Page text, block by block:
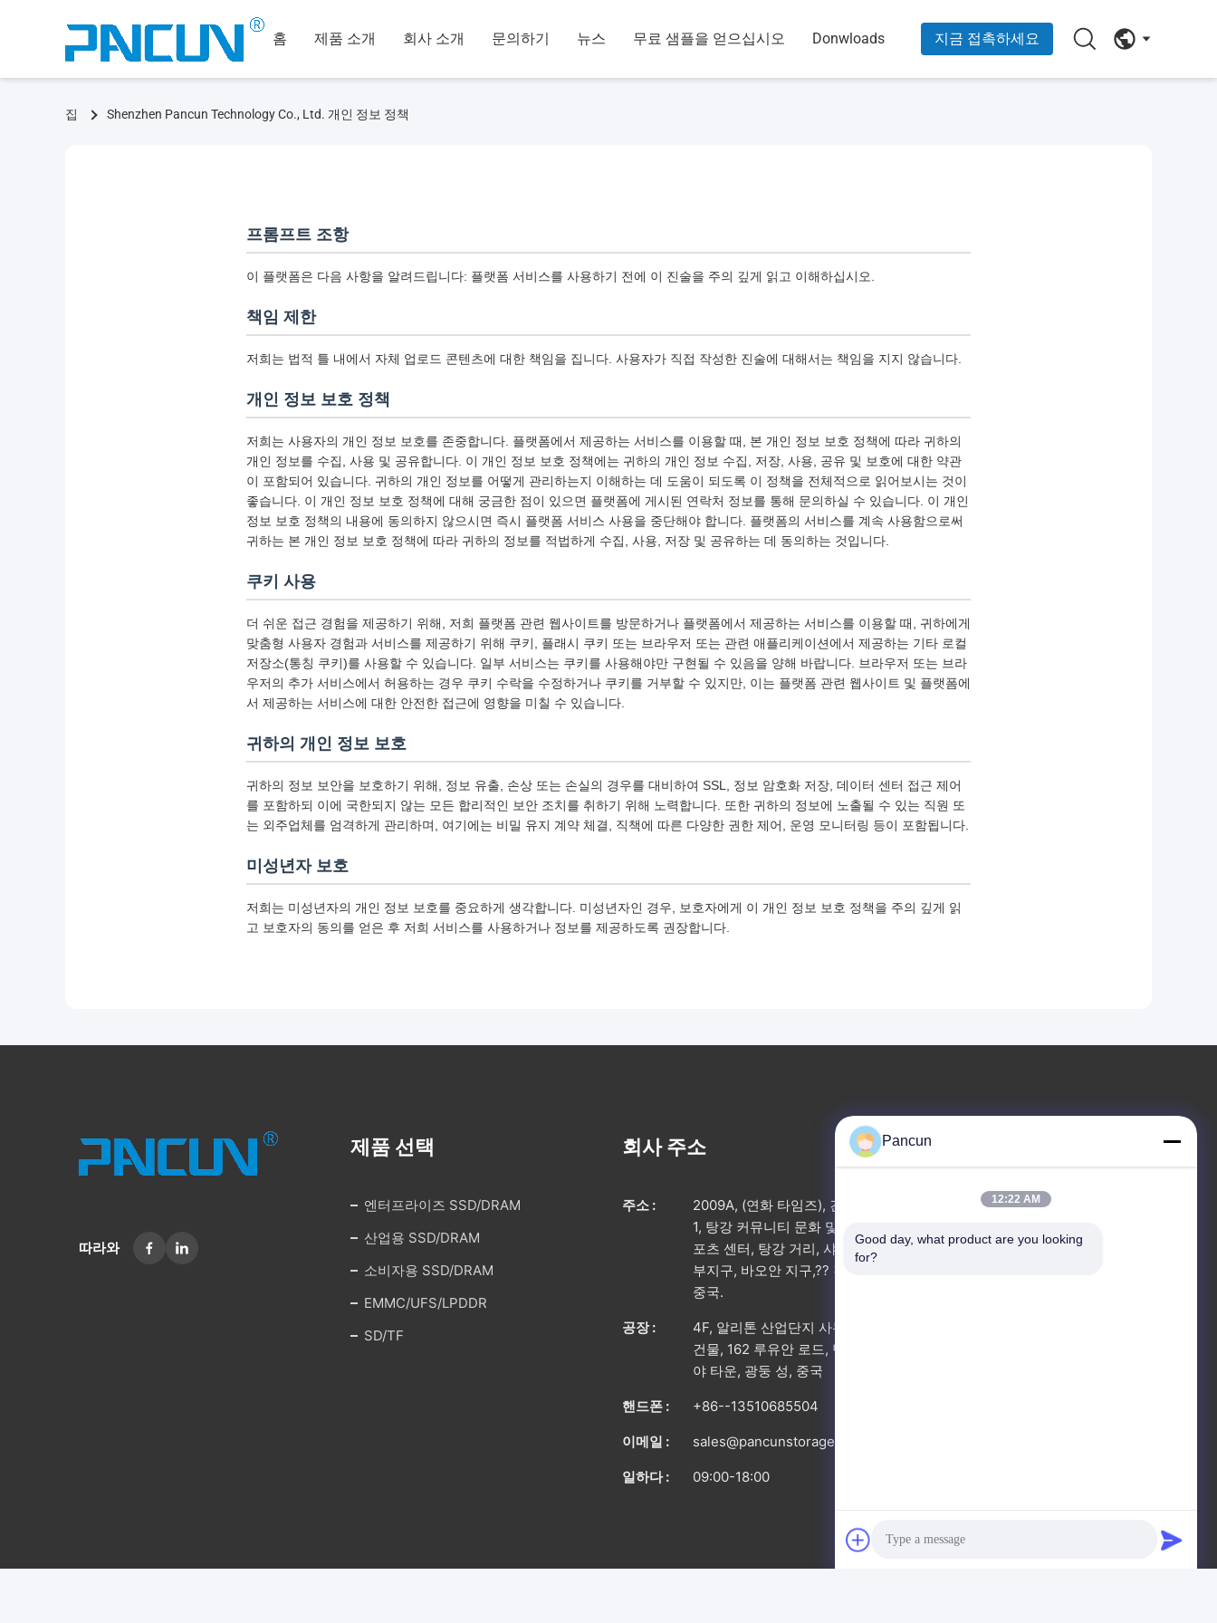
홈 제품 소개 회사 소개 문의하기 뉴스 무료 샘플을 얻으십시오 Donwloads 지금 접촉하세요
집 Shenzhen Pancun Technology Co., Ltd. 개인 정보 정책
프롬프트 조항
이 플랫폼은 다음 사항을 알려드립니다: 플랫폼 서비스를 사용하기 전에 이 진술을 주의 깊게 읽고 이해하십시오.
책임 제한
저희는 법적 틀 내에서 자체 업로드 콘텐츠에 대한 책임을 집니다. 사용자가 직접 작성한 진술에 대해서는 책임을 지지 않습니다.
개인 정보 보호 정책
저희는 사용자의 개인 정보 보호를 존중합니다. 플랫폼에서 제공하는 서비스를 이용할 때, 본 개인 정보 보호 정책에 따라 귀하의
개인 정보를 수집, 사용 및 공유합니다. 이 개인 정보 보호 정책에는 귀하의 개인 정보 수집, 저장, 사용, 공유 및 보호에 대한 약관
이 포함되어 있습니다. 귀하의 개인 정보를 어떻게 관리하는지 이해하는 데 도움이 되도록 이 정책을 전체적으로 읽어보시는 것이
좋습니다. 이 개인 정보 보호 정책에 대해 궁금한 점이 있으면 플랫폼에 게시된 연락처 정보를 통해 문의하실 수 있습니다. 이 개인
정보 보호 정책의 내용에 동의하지 않으시면 즉시 플랫폼 서비스 사용을 중단해야 합니다. 플랫폼의 서비스를 계속 사용함으로써
귀하는 본 개인 정보 보호 정책에 따라 귀하의 정보를 적법하게 수집, 사용, 저장 및 공유하는 데 동의하는 것입니다.
쿠키 사용
더 쉬운 접근 경험을 제공하기 위해, 저희 플랫폼 관련 웹사이트를 방문하거나 플랫폼에서 제공하는 서비스를 이용할 때, 귀하에게
맞춤형 사용자 경험과 서비스를 제공하기 위해 쿠키, 플래시 쿠키 또는 브라우저 또는 관련 애플리케이션에서 제공하는 기타 로컬
저장소(통칭 쿠키)를 사용할 수 있습니다. 일부 서비스는 쿠키를 사용해야만 구현될 수 있음을 양해 바랍니다. 브라우저 또는 브라
우저의 추가 서비스에서 허용하는 경우 쿠키 수락을 수정하거나 쿠키를 거부할 수 있지만, 이는 플랫폼 관련 웹사이트 및 플랫폼에
서 제공하는 서비스에 대한 안전한 접근에 영향을 미칠 수 있습니다.
귀하의 개인 정보 보호
귀하의 정보 보안을 보호하기 위해, 정보 유출, 손상 또는 손실의 경우를 대비하여 SSL, 정보 암호화 저장, 데이터 센터 접근 제어
를 포함하되 이에 국한되지 않는 모든 합리적인 보안 조치를 취하기 위해 노력합니다. 또한 귀하의 정보에 노출될 수 있는 직원 또
는 외주업체를 엄격하게 관리하며, 여기에는 비밀 유지 계약 체결, 직책에 따른 다양한 권한 제어, 운영 모니터링 등이 포함됩니다.
미성년자 보호
저희는 미성년자의 개인 정보 보호를 중요하게 생각합니다. 미성년자인 경우, 보호자에게 이 개인 정보 보호 정책을 주의 깊게 읽
고 보호자의 동의를 얻은 후 저희 서비스를 사용하거나 정보를 제공하도록 권장합니다.
따라와
제품 선택
엔터프라이즈 SSD/DRAM
산업용 SSD/DRAM
소비자용 SSD/DRAM
EMMC/UFS/LPDDR
SD/TF
회사 주소
주소 :
2009A, (연화 타임즈), 건물
1, 탕강 커뮤니티 문화 및 스
포츠 센터, 탕강 거리, 샤징
부지구, 바오안 지구,?? 진,
중국.
공장 :
4F, 알리톤 산업단지 사무실
건물, 162 루유안 로드, 탕시
야 타운, 광둥 성, 중국
핸드폰 : +86--13510685504
이메일 : sales@pancunstorage.com
일하다 : 09:00-18:00
연락처 정보
위챗
Pancun
12:22 AM
Good day, what product are you looking
for?